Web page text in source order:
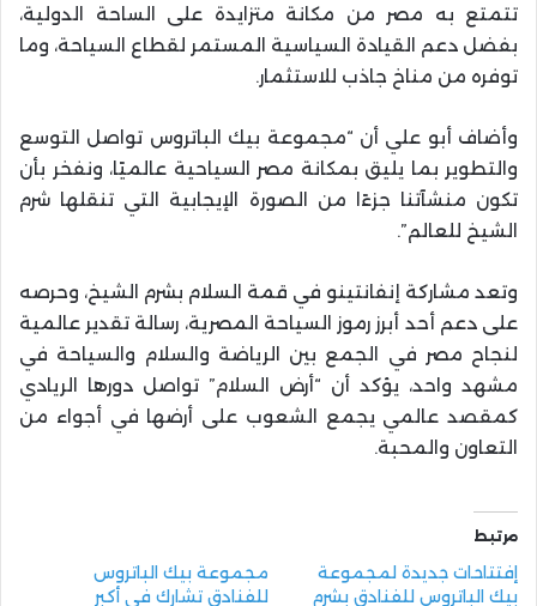
تتمتع به مصر من مكانة متزايدة على الساحة الدولية،
بفضل دعم القيادة السياسية المستمر لقطاع السياحة، وما
توفره من مناخ جاذب للاستثمار.
وأضاف أبو علي أن “مجموعة بيك الباتروس تواصل التوسع
والتطوير بما يليق بمكانة مصر السياحية عالميًا، ونفخر بأن
تكون منشآتنا جزءًا من الصورة الإيجابية التي تنقلها شرم
الشيخ للعالم”.
وتعد مشاركة إنفانتينو في قمة السلام بشرم الشيخ، وحرصه
على دعم أحد أبرز رموز السياحة المصرية، رسالة تقدير عالمية
لنجاح مصر في الجمع بين الرياضة والسلام والسياحة في
مشهد واحد، يؤكد أن “أرض السلام” تواصل دورها الريادي
كمقصد عالمي يجمع الشعوب على أرضها في أجواء من
التعاون والمحبة.
مرتبط
إفتتاحات جديدة لمجموعة
بيك الباتروس للفنادق بشرم
مجموعة بيك الباتروس
للفنادق تشارك في أكبر